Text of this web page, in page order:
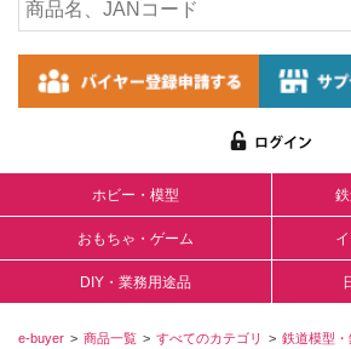
ホビー・模型
おもちゃ・ゲーム
DIY・業務用途品
e-buyer 商品一覧 すべてのカテゴリ
鉄道模型